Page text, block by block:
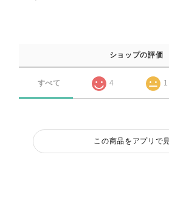
ショップの評価
すべて 4 1
この商品をアプリで